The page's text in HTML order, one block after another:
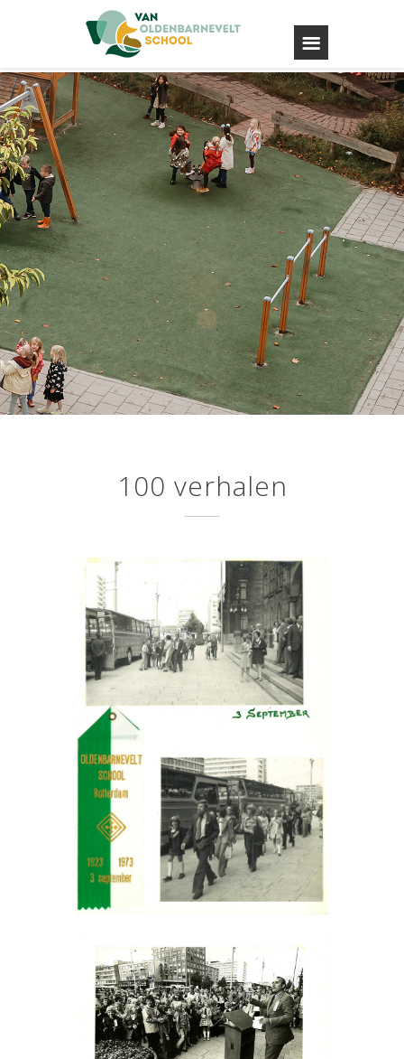
100 verhalen